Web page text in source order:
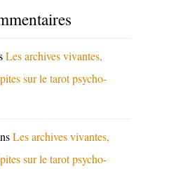
Les archives vivantes,
sur le tarot psycho-
Les archives vivantes,
sur le tarot psycho-